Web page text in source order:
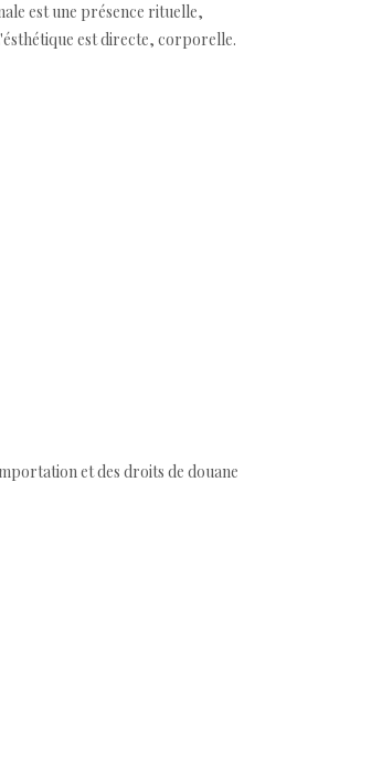
est une présence rituelle,
est directe, corporelle.
et des droits de douane